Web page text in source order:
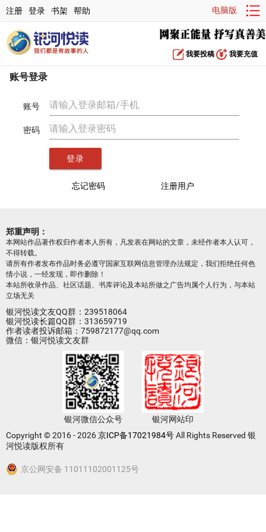
注册 登录 书架 帮助 电脑版
我要投稿 我要充值
账号登录
账号
密码
忘记密码 注册用户
郑重声明：
本网站作品著作权归作者本人所有，凡发表在网站的文章，未经作者本人认可，
不得转载。
请所有作者发布作品时务必遵守国家互联网信息管理办法规定，我们拒绝任何色
情小说，一经发现，即作删除！
本站所收录作品、社区话题、书库评论及本站所做之广告均属个人行为，与本站
立场无关
银河悦读文友QQ群：239518064
银河悦读长篇QQ群：313659719
作者读者投诉邮箱：759872177@qq.com
微信：银河悦读文友群
银河微信公众号
银河网站印
Copyright © 2016 - 2026京ICP备17021984号All Rights Reserved 银
河悦读版权所有
京公网安备 11011102001125号